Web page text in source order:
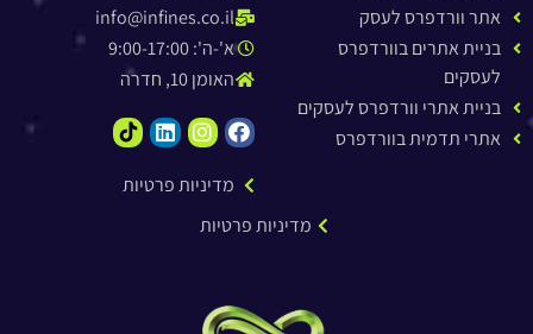
אתר וורדפרס לעסק
בניית אתרים בוורדפרס
לעסקים
בניית אתרי וורדפרס לעסקים
אתרי תדמית בוורדפרס
info@infines.co.il
א'-ה': 9:00-17:00
האומן 10, חדרה
מדיניות פרטיות
מדיניות פרטיות